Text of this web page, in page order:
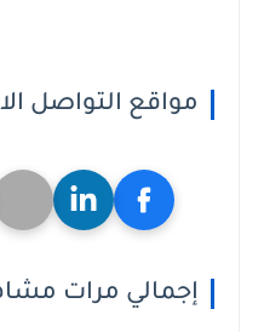
مواقع التواصل
إجمالي مرات